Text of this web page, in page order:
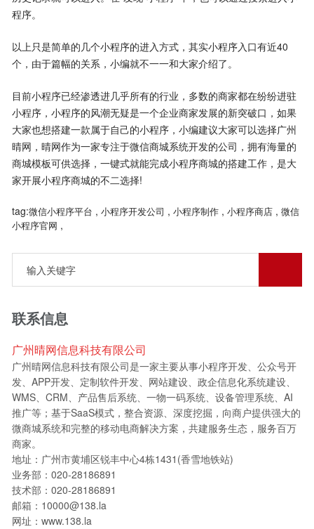
程序。
以上只是简单的几个小程序的进入方式，其实小程序入口有近40
个，由于篇幅的关系，小编就不一一和大家介绍了。
目前小程序已经渗透进几乎所有的行业，多数的商家都在纷纷进驻
小程序，小程序的风潮无疑是一个企业商家发展的新突破口，如果
大家也想搭建一款属于自己的小程序，小编建议大家可以选择广州
晴网 ，晴网作为一家专注于微信商城系统开发的公司，拥有海量的
商城模板可供选择，一键式就能完成小程序商城的搭建工作，是大
家开展小程序商城的不二选择!
tag:微信小程序平台 ,小程序开发公司 ,小程序制作 ,小程序商店 ,微信
小程序官网 ,
联系信息
广州晴网信息科技有限公司
广州晴网信息科技有限公司是一家主要从事小程序开发、公众号开
发、APP开发、定制软件开发、网站建设、政企信息化系统建设、
WMS、CRM、产品售后系统、一物一码系统、设备管理系统、AI
推广等；基于SaaS模式，整合资源、深度挖掘，向商户提供强大的
微商城系统和完整的移动电商解决方案，共建服务生态，服务百万
商家。
地址：广州市黄埔区锐丰中心4栋1431(香雪地铁站)
业务部：020-28186891
技术部：020-28186891
邮箱：10000@138.la
网址：www.138.la